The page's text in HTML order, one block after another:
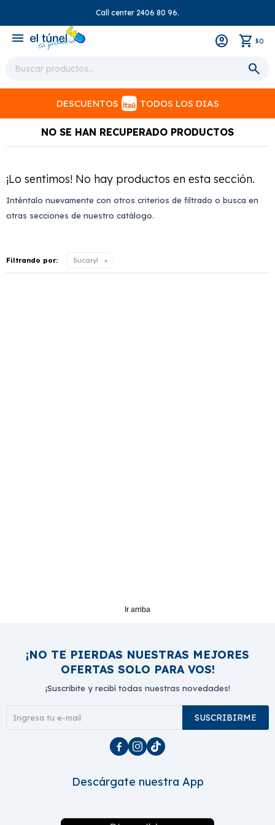
Call center 2406 80 96.
menu $0
DESCUENTOS TODOS LOS DIAS
NO SE HAN RECUPERADO PRODUCTOS
¡Lo sentimos! No hay productos en esta sección.
Inténtalo nuevamente con otros criterios de filtrado o busca en
otras secciones de nuestro catálogo.
Filtrando por: Sucaryl
Ir arriba
¡NO TE PIERDAS NUESTRAS MEJORES
OFERTAS SOLO PARA VOS!
¡Suscribite y recibí todas nuestras novedades!
SUSCRIBIRME
  
Descárgate nuestra App
close